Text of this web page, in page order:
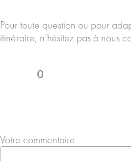
Pour toute question ou pour
itinéraire, n’hésitez pas à nous
0
Votre commentaire